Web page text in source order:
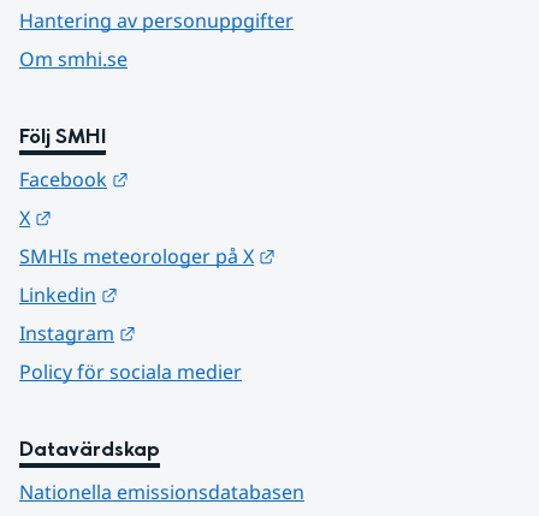
Hantering av personuppgifter
Om smhi.se
Följ SMHI
Facebook
X
SMHIs meteorologer på X
Linkedin
Instagram
Policy för sociala medier
Datavärdskap
Nationella emissionsdatabasen